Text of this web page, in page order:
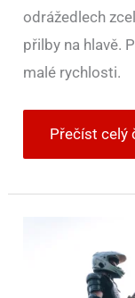
odrážedlech
přilby na hlavě.
malé rychlosti.
Přečíst celý
začíná.